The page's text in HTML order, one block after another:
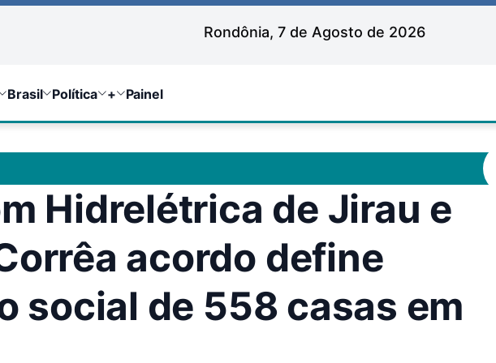
Rondônia, 7 de Agosto de 2026
Brasil Política + Painel
Hidrelétrica de Jirau e
acordo define
social de 558 casas em